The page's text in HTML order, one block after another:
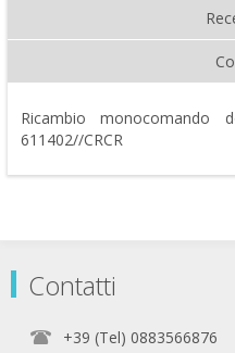
Ricambio monocomando
611402//CRCR
Contatti
+39 (Tel) 0883566876